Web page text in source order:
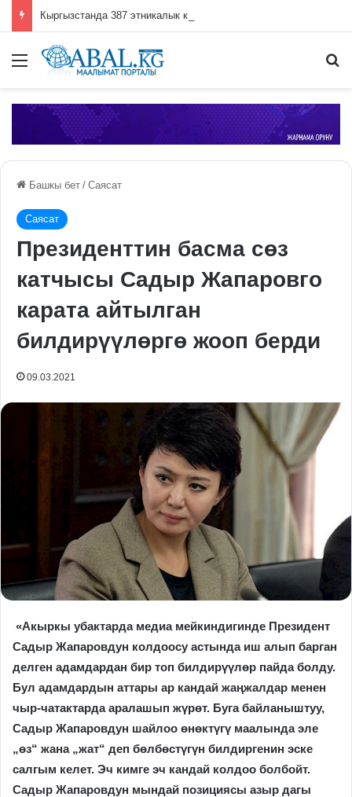
Меню
Башкы бет / Саясат
Саясат
Президенттин басма сөз
катчысы Садыр Жапаровго
карата айтылган
билдирүүлөргө жооп берди
09.03.2021
«Акыркы убактарда медиа мейкиндигинде Президент
Садыр Жапаровдун колдоосу астында иш алып барган
делген адамдардан бир топ билдирүүлөр пайда болду.
Бул адамдардын аттары ар кандай жаңжалдар менен
чыр-чатактарда аралашып жүрөт. Буга байланыштуу,
Садыр Жапаровдун шайлоо өнөктүгү маалында эле
„өз“ жана „жат“ деп бөлбөстүгүн билдиргенин эске
салгым келет. Эч кимге эч кандай колдоо болбойт.
Садыр Жапаровдун мындай позициясы азыр дагы